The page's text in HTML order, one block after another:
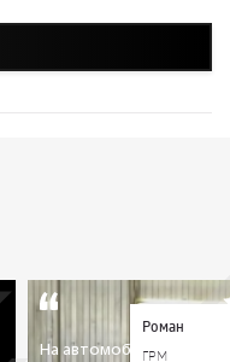
Роман
ГРМ
На автомобиле была